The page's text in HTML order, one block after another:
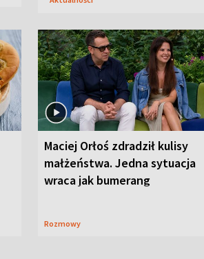
Maciej Orłoś zdradził kulisy
małżeństwa. Jedna sytuacja
wraca jak bumerang
Rozmowy